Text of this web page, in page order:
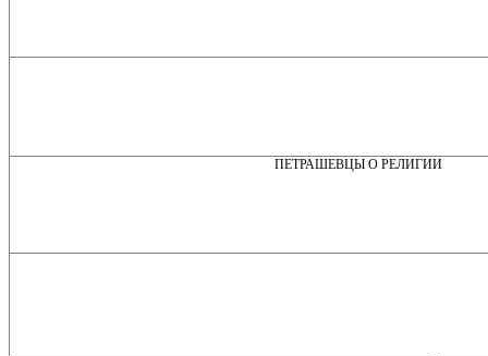
ПЕТРАШЕВЦЫ О РЕЛИГИИ